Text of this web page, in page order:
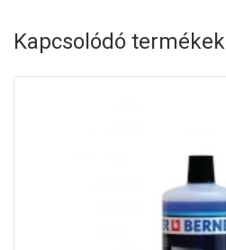
Kapcsolódó termékek